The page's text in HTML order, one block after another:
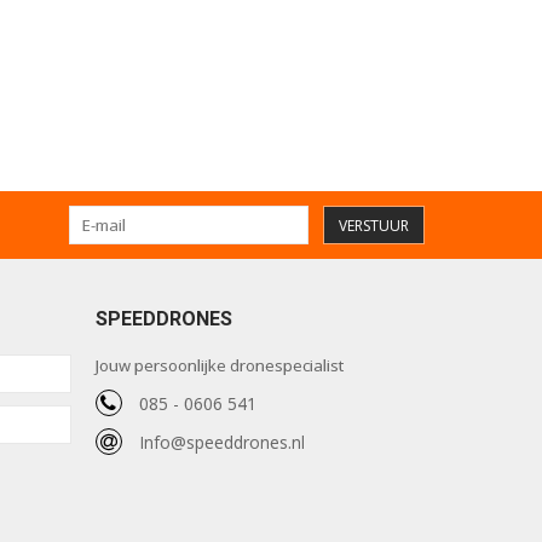
VERSTUUR
SPEEDDRONES
Jouw persoonlijke dronespecialist
085 - 0606 541
Info@speeddrones.nl